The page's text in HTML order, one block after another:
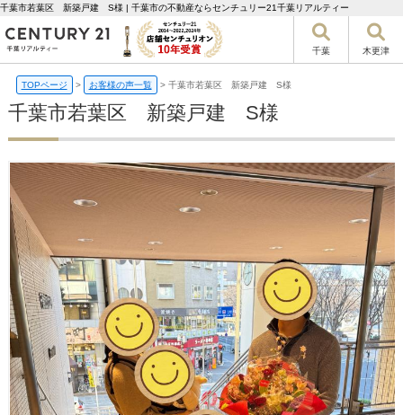
千葉市若葉区 新築戸建 S様 | 千葉市の不動産ならセンチュリー21千葉リアルティー
千葉 木更津
TOPページ > お客様の声一覧 > 千葉市若葉区 新築戸建 S様
千葉市若葉区 新築戸建 S様